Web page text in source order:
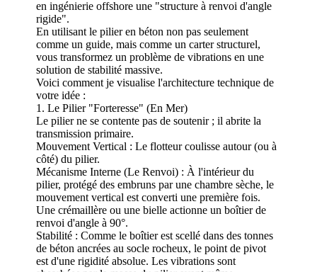
en ingénierie offshore une "structure à renvoi d'angle
rigide".
En utilisant le pilier en béton non pas seulement
comme un guide, mais comme un carter structurel,
vous transformez un problème de vibrations en une
solution de stabilité massive.
Voici comment je visualise l'architecture technique de
votre idée :
1. Le Pilier "Forteresse" (En Mer)
Le pilier ne se contente pas de soutenir ; il abrite la
transmission primaire.
Mouvement Vertical : Le flotteur coulisse autour (ou à
côté) du pilier.
Mécanisme Interne (Le Renvoi) : À l'intérieur du
pilier, protégé des embruns par une chambre sèche, le
mouvement vertical est converti une première fois.
Une crémaillère ou une bielle actionne un boîtier de
renvoi d'angle à 90°.
Stabilité : Comme le boîtier est scellé dans des tonnes
de béton ancrées au socle rocheux, le point de pivot
est d'une rigidité absolue. Les vibrations sont